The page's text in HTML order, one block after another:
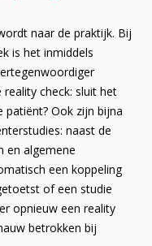
naar de praktijk. Bij
is het inmiddels
check: sluit het
patiënt? Ook zijn bijna
naast de
en algemene
een koppeling
of een studie
opnieuw een reality
betrokken bij